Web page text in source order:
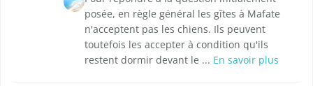
posée, en règle général les gîtes à Mafate
n'acceptent pas les chiens. Ils peuvent
toutefois les accepter à condition qu'ils
restent dormir devant le ... En savoir plus